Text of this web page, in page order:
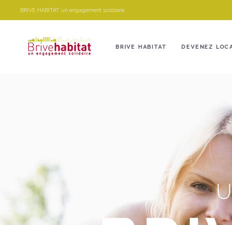
BRIVE HABITAT, un engagement solidaire.
BRIVE HABITAT DEVENEZ
Panneau de gestion des cookies